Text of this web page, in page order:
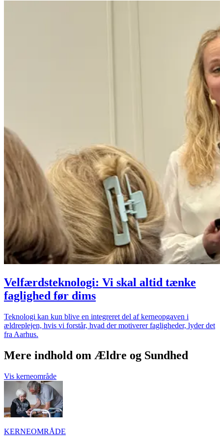
Velfærdsteknologi: Vi skal altid tænke
faglighed før dims
Teknologi kan kun blive en integreret del af kerneopgaven i
ældreplejen, hvis vi forstår, hvad der motiverer fagligheder, lyder det
fra Aarhus.
Mere indhold om Ældre og Sundhed
Vis kerneområde
KERNEOMRÅDE